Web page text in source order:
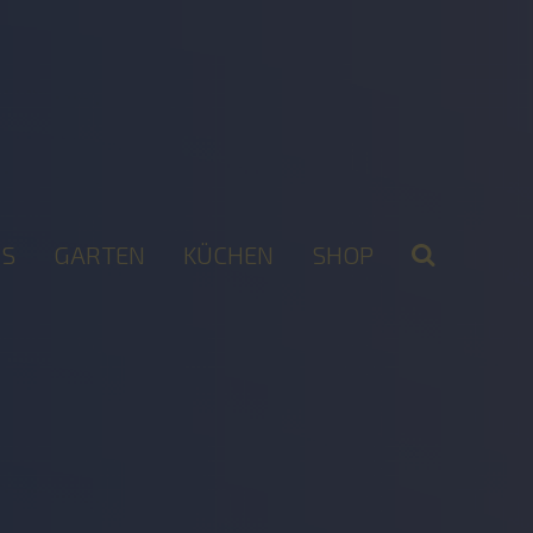
GARTEN KÜCHEN SHOP 2